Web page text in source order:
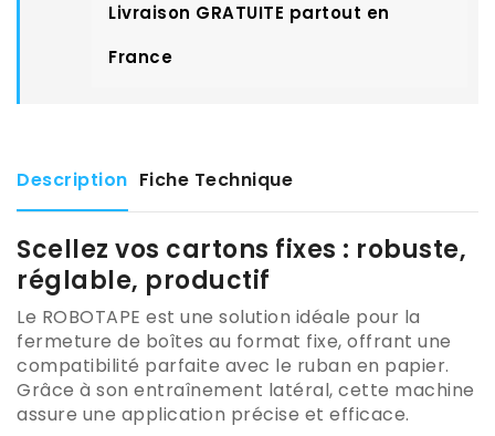
Livraison GRATUITE partout en
France
Description Fiche Technique
Scellez vos cartons fixes : robuste,
réglable, productif
Le ROBOTAPE est une solution idéale pour la
fermeture de boîtes au format fixe, offrant une
compatibilité parfaite avec le ruban en papier.
Grâce à son entraînement latéral, cette machine
assure une application précise et efficace.